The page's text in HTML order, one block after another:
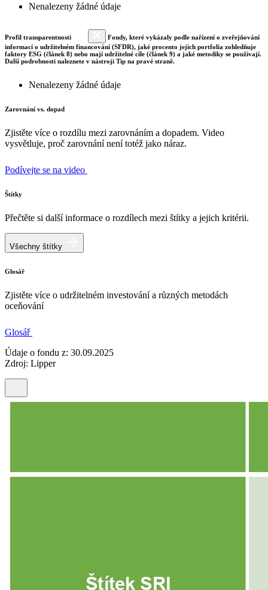
Nenalezeny žádné údaje
Profil transparentnosti
Fondy, které vykázaly podle nařízení o zveřejňování
informací o udržitelném financování (SFDR), jaké procento jejich portfolia zohledňuje
faktory ESG (článek 8) nebo mají udržitelné cíle (článek 9) a jaké metodiky se používají.
Další podrobnosti naleznete v nástroji Tip na pravé straně.
Nenalezeny žádné údaje
Zarovnání vs. dopad
Zjistěte více o rozdílu mezi zarovnáním a dopadem. Video
vysvětluje, proč zarovnání není totéž jako náraz.
Podívejte se na video
Štítky
Přečtěte si další informace o rozdílech mezi štítky a jejich kritérii.
Všechny štítky
Glosář
Zjistěte více o udržitelném investování a různých metodách
oceňování
Glosář
Údaje o fondu z: 30.09.2025
Zdroj: Lipper